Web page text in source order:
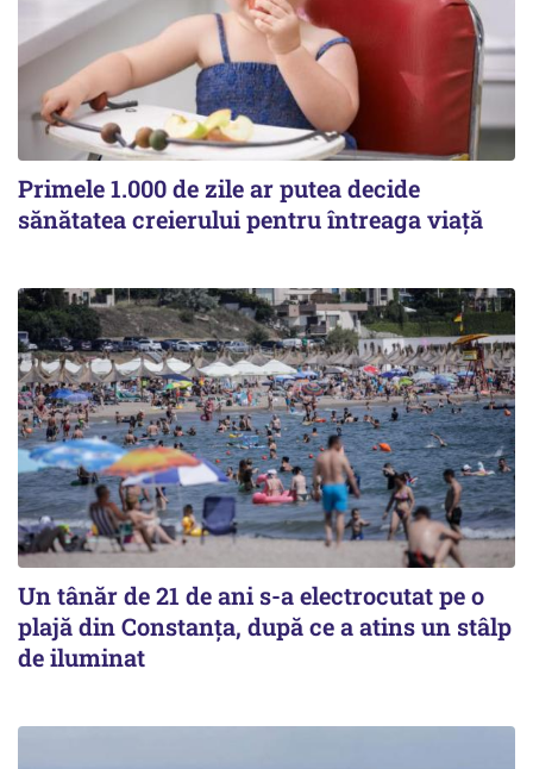
Primele 1.000 de zile ar putea decide
sănătatea creierului pentru întreaga viață
Un tânăr de 21 de ani s-a electrocutat pe o
plajă din Constanța, după ce a atins un stâlp
de iluminat